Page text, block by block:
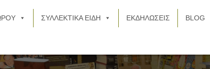
ΣΥΛΛΕΚΤΙΚΑ ΕΙΔΗ ΕΚΔΗΛΩΣΕΙΣ BLOG